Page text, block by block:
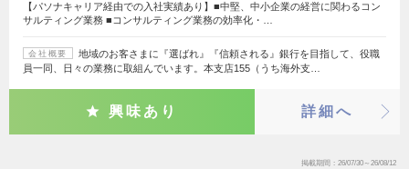
【パソナキャリア経由での入社実績あり】■中堅、中小企業の経営に関わるコン
サルティング業務 ■コンサルティング業務の効率化・…
会社概要
地域のお客さまに『選ばれ』『信頼される』銀行を目指して、役職
員一同、日々の業務に取組んでいます。本支店155（うち海外支…
興味あり 詳細へ
掲載期間 26/07/30～26/08/12